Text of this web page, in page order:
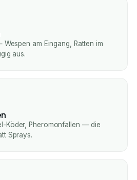
am Eingang, Ratten im
aus.
Köder, Pheromonfallen — die
Sprays.